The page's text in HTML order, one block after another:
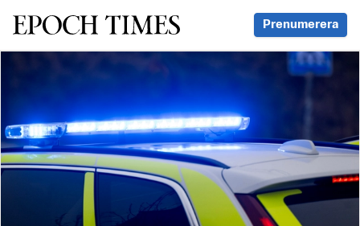
Svenska Epoch Times Prenumerera